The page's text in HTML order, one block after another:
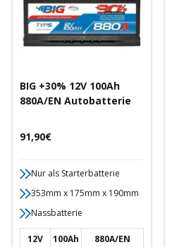
BIG +30% 12V 100Ah
880A/EN Autobatterie
Angebotspreis
91,90€
Nur als Starterbatterie
353mm x 175mm x 190mm
Nassbatterie
12V 100Ah 880A/EN